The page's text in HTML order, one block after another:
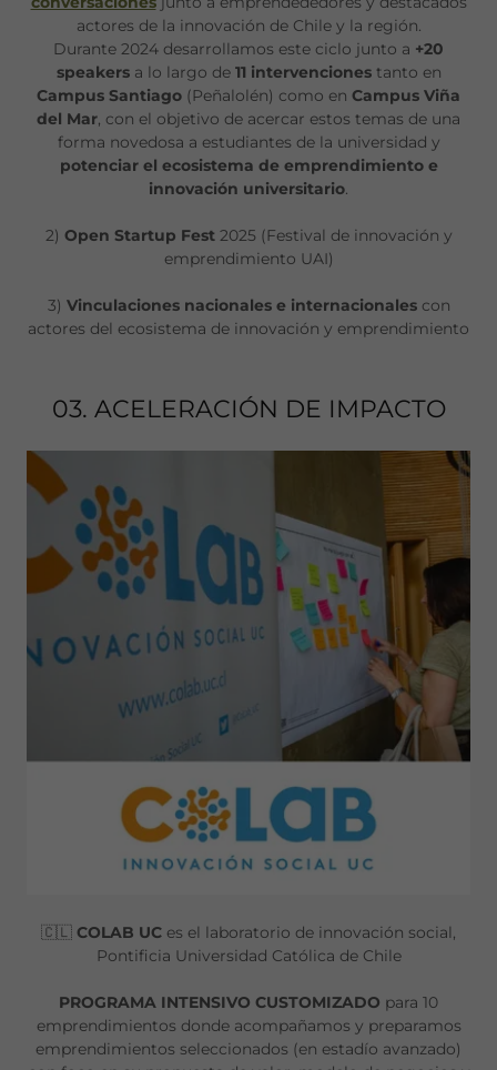
actores de la innovación de Chile y la región.
Durante 2024 desarrollamos este ciclo junto a +20
speakersa lo largo de 11 intervencionestanto en
Campus Santiago (Peñalolén) como en Campus Viña
del Mar, con el objetivo de acercar estos temas de una
forma novedosa a estudiantes de la universidad y
potenciar el ecosistema de emprendimiento e
innovación universitario.
2) Open Startup Fest2025 (Festival de innovación y
emprendimiento UAI)
3) Vinculaciones nacionales e internacionalescon
actores del ecosistema de innovación y emprendimiento
03. ACELERACIÓN DE IMPACTO
🇨🇱 COLAB UC es el laboratorio de innovación social,
Pontificia Universidad Católica de Chile
PROGRAMA INTENSIVO CUSTOMIZADO para 10
emprendimientos donde acompañamos y preparamos
emprendimientos seleccionados (en estadío avanzado)